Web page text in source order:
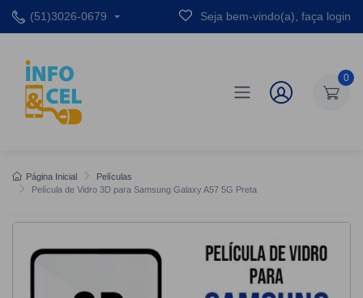
(51)3026-0679 Seja bem-vindo(a), faça login
0
Página Inicial
Películas
Película de Vidro 3D para Samsung Galaxy A57 5G Preta